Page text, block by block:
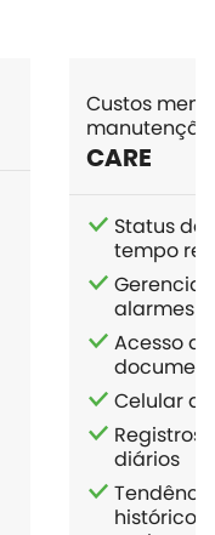
Custos
manutenção:
CARE
Status de
tempo
alarmes
Acesso a
Celular
Registros
diários
históricos